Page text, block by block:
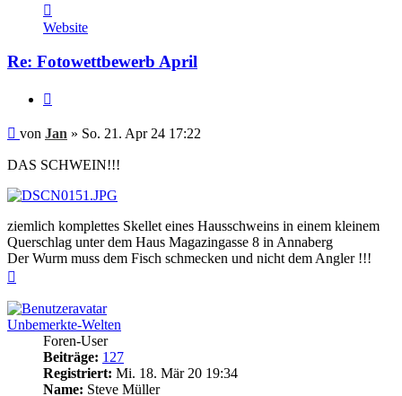
von
Jan
Website
Re: Fotowettbewerb April
Beitrag
von Jan » So. 21. Apr 24 17:22
DAS SCHWEIN!!!
ziemlich komplettes Skellet eines Hausschweins in einem kleinem
Querschlag unter dem Haus Magazingasse 8 in Annaberg
Der Wurm muss dem Fisch schmecken und nicht dem Angler !!!
Unbemerkte-Welten
Foren-User
Beiträge: 127
Registriert: Mi. 18. Mär 20 19:34
Name: Steve Müller